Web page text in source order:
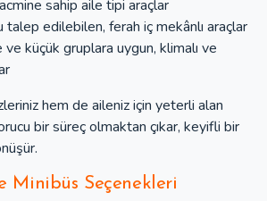
sahip aile tipi araçlar
talep edilebilen, ferah iç mekânlı araçlar
küçük gruplara uygun, klimalı ve
hem de aileniz için yeterli alan
bir süreç olmaktan çıkar, keyifli bir
Minibüs Seçenekleri